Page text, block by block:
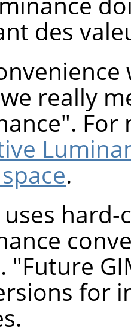
des
really
.
uses
"Future
for